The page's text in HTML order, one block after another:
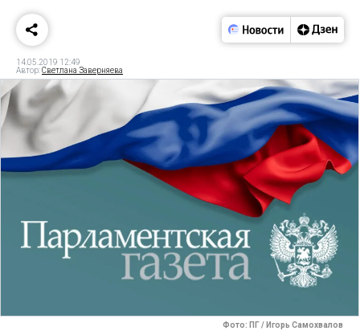
14.05.2019 12:49
Автор:Светлана Заверняева
Фото: ПГ / Игорь Самохвалов